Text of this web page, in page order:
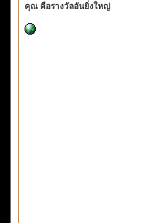
คุณ คือรางวัลอันยิ่งใหญ่